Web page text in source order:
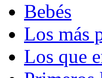
Bebés
Los más
Los que